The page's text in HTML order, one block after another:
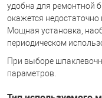
удобна для ремонтной
окажется недостаточно
Мощная установка,
периодическом
При выборе
параметров.